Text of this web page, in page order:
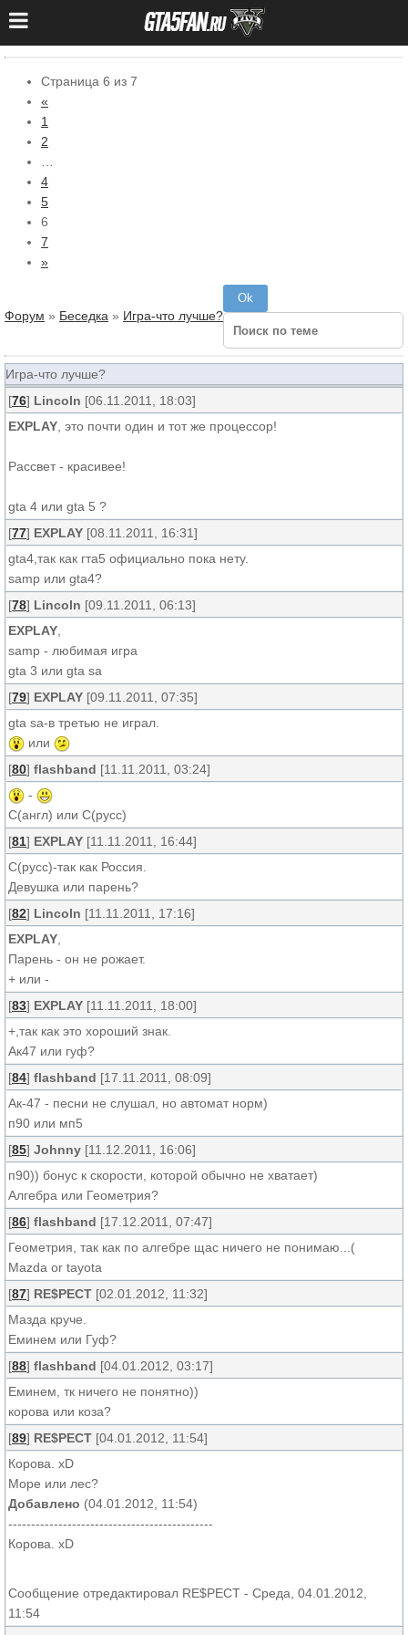
Страница 6 из 7
«
1
2
4
5
6
7
»
Форум » Беседка » Игра-что лучше?
Игра-что лучше?
[76] Lincoln [06.11.2011, 18:03]
EXPLAY , это почти один и тот же процессор!
Рассвет - красивее!
gta 4 или gta 5 ?
[77] EXPLAY [08.11.2011, 16:31]
gta4,так как гта5 официально пока нету.
samp или gta4?
[78] Lincoln [09.11.2011, 06:13]
EXPLAY
samp - любимая игра
gta 3 или gta sa
[79] EXPLAY [09.11.2011, 07:35]
gta sa-в третью не играл.
или
[80] flashband [11.11.2011, 03:24]
-
С(англ) или С(русс)
[81] EXPLAY [11.11.2011, 16:44]
С(русс)-так как Россия.
Девушка или парень?
[82] Lincoln [11.11.2011, 17:16]
EXPLAY
Парень - он не рожает.
+ или -
[83] EXPLAY [11.11.2011, 18:00]
+,так как это хороший знак.
Ак47 или гуф?
[84] flashband [17.11.2011, 08:09]
Ак-47 - песни не слушал, но автомат норм)
п90 или мп5
[85] Johnny [11.12.2011, 16:06]
п90)) бонус к скорости, которой обычно не хватает)
Алгебра или Геометрия?
[86] flashband [17.12.2011, 07:47]
Геометрия, так как по алгебре щас ничего не понимаю...(
Mazda or tayota
[87] RE$PECT [02.01.2012, 11:32]
Мазда круче.
Еминем или Гуф?
[88] flashband [04.01.2012, 03:17]
Еминем, тк ничего не понятно))
корова или коза?
[89] RE$PECT [04.01.2012, 11:54]
Корова. xD
Море или лес?
Добавлено (04.01.2012, 11:54)
---------------------------------------------
Корова. xD
Сообщение отредактировал RE$PECT - Среда, 04.01.2012,
11:54